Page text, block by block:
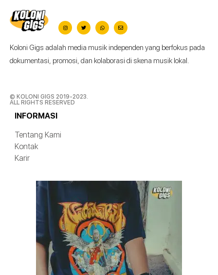
Koloni Gigs adalah media musik independen yang berfokus pada
dokumentasi, promosi, dan kolaborasi di skena musik lokal.
© KOLONI GIGS 2019-2023.
ALL RIGHTS RESERVED
INFORMASI
Tentang Kami
Kontak
Karir